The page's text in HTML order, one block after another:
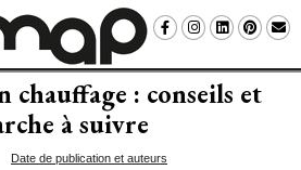
chauffage : conseils et
à suivre
Date de publication et auteurs